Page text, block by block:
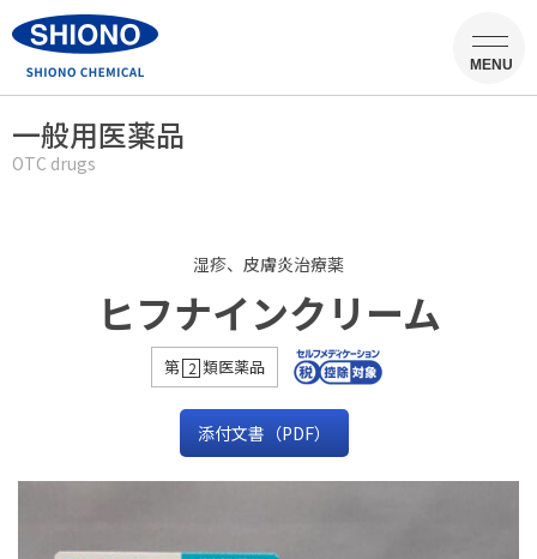
MENU
一般用医薬品
OTC drugs
湿疹、皮膚炎治療薬
ヒフナインクリーム
第 2 類医薬品
添付文書（PDF）